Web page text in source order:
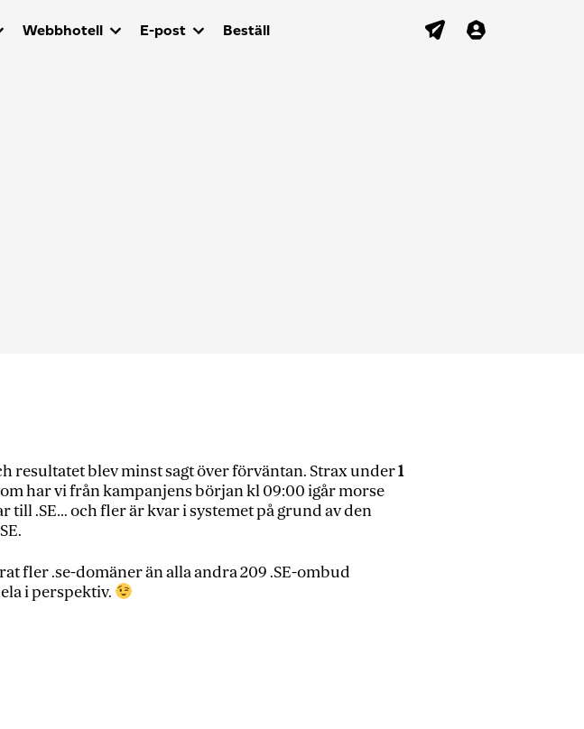
Webbhotell E-post Beställ
resultatet blev minst sagt över förväntan. Strax under1
har vi från kampanjens början kl 09:00 igår morse
.SE… och fler är kvar i systemet på grund av den
fler .se-domäner än alla andra 209 .SE-ombud
i perspektiv.